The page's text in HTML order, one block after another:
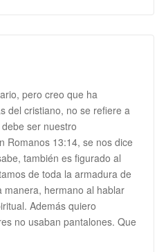
pero creo que ha
del cristiano, no se refiere a
ser nuestro
Romanos 13:14, se nos dice
también es figurado al
de toda la armadura de
manera, hermano al hablar
Además quiero
no usaban pantalones. Que